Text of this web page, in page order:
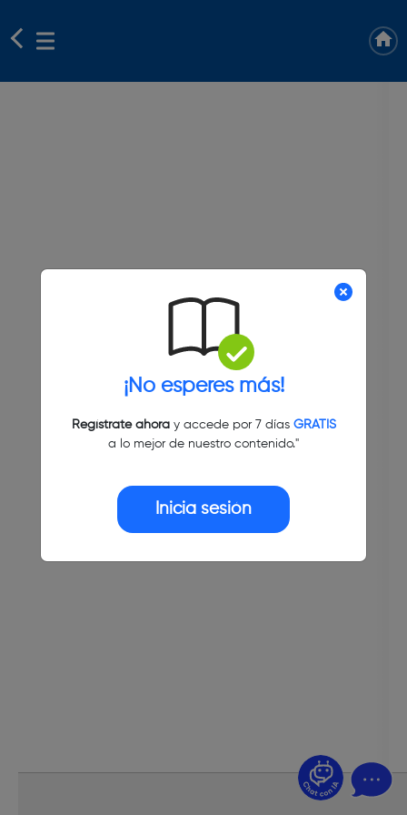
¡No esperes más!
Regístrate ahoray accede por 7 días GRATIS
a lo mejor de nuestro contenido."
Inicia sesión